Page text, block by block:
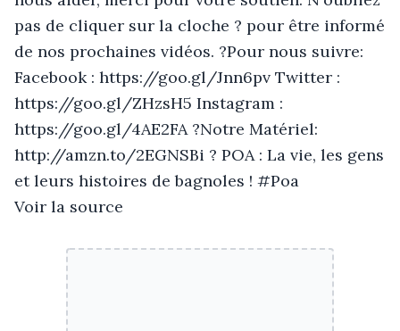
pas de cliquer sur la cloche ? pour être informé
de nos prochaines vidéos. ?Pour nous suivre:
Facebook : https://goo.gl/Jnn6pv Twitter :
https://goo.gl/ZHzsH5 Instagram :
https://goo.gl/4AE2FA ?Notre Matériel:
http://amzn.to/2EGNSBi ? POA : La vie, les gens
et leurs histoires de bagnoles ! #Poa
Voir la source